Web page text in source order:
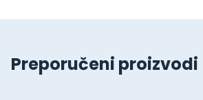
Preporučeni proizvodi